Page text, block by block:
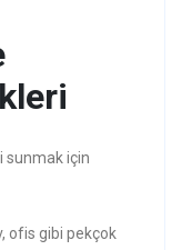
sunmak için
ofis gibi pekçok